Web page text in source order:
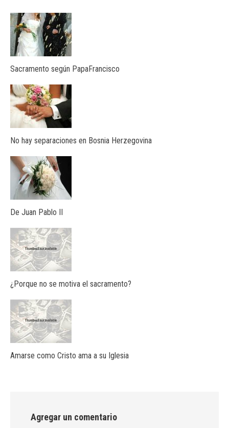
Sacramento según PapaFrancisco
No hay separaciones en Bosnia Herzegovina
De Juan Pablo II
¿Porque no se motiva el sacramento?
Amarse como Cristo ama a su Iglesia
Agregar un comentario